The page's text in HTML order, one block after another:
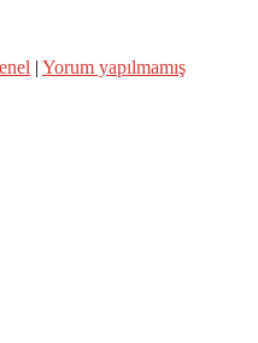
| Yorum yapılmamış